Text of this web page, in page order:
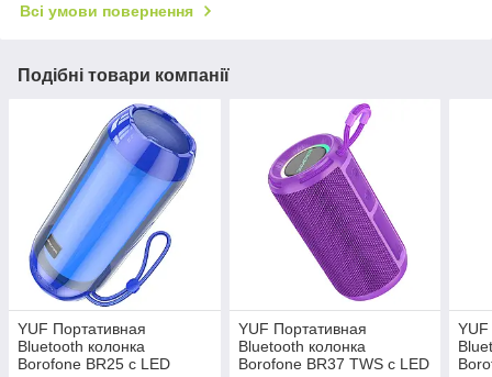
Всі умови повернення
Подібні товари компанії
YUF Портативная
Bluetooth колонка
Borofone BR25 с LED
YUF Портативная
Bluetooth колонка
Borofone BR37 TWS с LED